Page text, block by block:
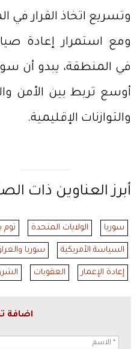
وتسريع اتخاذ القرار في
ومع استمرار إعادة
في المنطقة، يبدو أن
أوسع تربط بين الأمن
والتوازنات الإقليمية.
أبرز العناوين ذات
سوريا الولايات المتحدة توم
السياسة الأمريكية سوريا
إعادة الإعمار العقوبات
اضافة